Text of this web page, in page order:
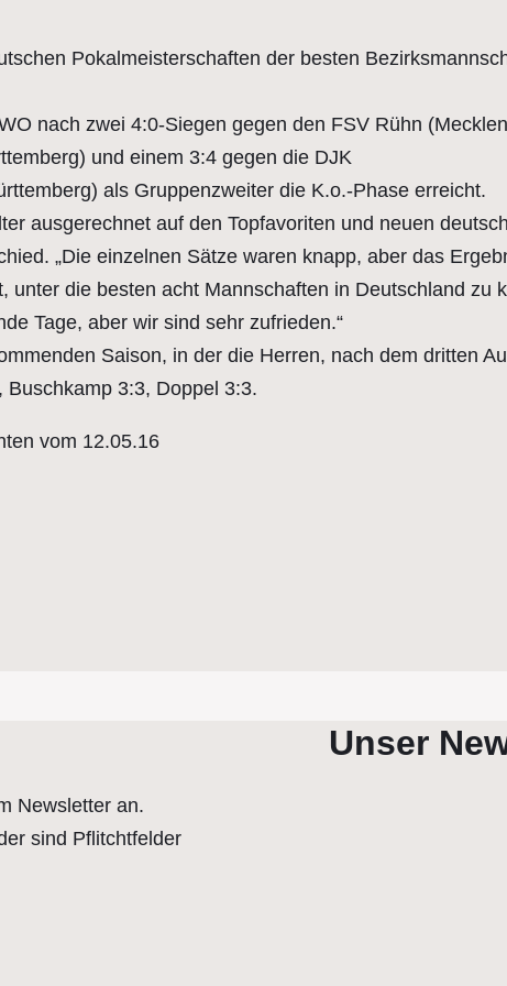
Pokalmeisterschaften der besten
nach zwei 4:0-Siegen gegen den FSV Rühn
und einem 3:4 gegen die DJK
als Gruppenzweiter die K.o.-Phase erreicht.
ausgerechnet auf den Topfavoriten und neuen
„Die einzelnen Sätze waren knapp, aber das
unter die besten acht Mannschaften in Deutschland
Tage, aber wir sind sehr zufrieden.“
Saison, in der die Herren, nach dem dritten
3:3, Doppel 3:3.
vom 12.05.16
Unser
Newsletter an.
sind Pflitchtfelder